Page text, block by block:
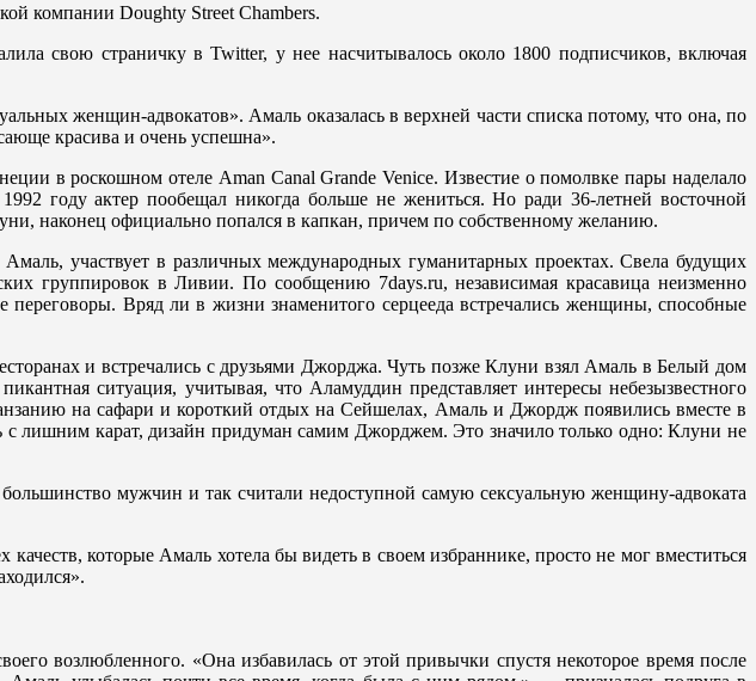
компании Doughty Street Chambers.
свою страничку в Twitter, у нее насчитывалось около 1800 подписчиков, включая
женщин-адвокатов». Амаль оказалась в верхней части списка потому, что она, по
красива и очень успешна».
в роскошном отеле Aman Canal Grande Venice. Известие о помолвке пары наделало
году актер пообещал никогда больше не жениться. Но ради 36-летней восточной
наконец официально попался в капкан, причем по собственному желанию.
участвует в различных международных гуманитарных проектах. Свела будущих
группировок в Ливии. По сообщению 7days.ru, независимая красавица неизменно
Вряд ли в жизни знаменитого серцееда встречались женщины, способные
и встречались с друзьями Джорджа. Чуть позже Клуни взял Амаль в Белый дом
ситуация, учитывая, что Аламуддин представляет интересы небезызвестного
на сафари и короткий отдых на Сейшелах, Амаль и Джордж появились вместе в
лишним карат, дизайн придуман самим Джорджем. Это значило только одно: Клуни не
мужчин и так считали недоступной самую сексуальную женщину-адвоката
которые Амаль хотела бы видеть в своем избраннике, просто не мог вместиться
возлюбленного. «Она избавилась от этой привычки спустя некоторое время после